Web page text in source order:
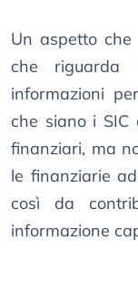
Un aspetto
che riguarda
informazioni
che siano i SIC
finanziari, ma
le finanziarie ad
così da
informazione